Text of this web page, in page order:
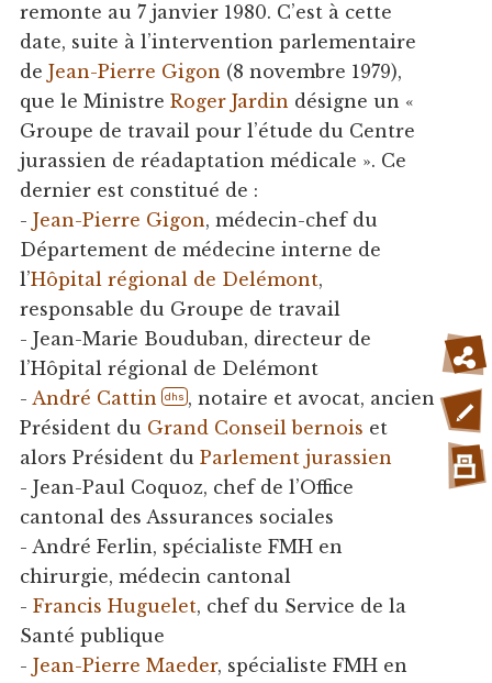
remonte au 7 janvier 1980. C’est à cette
date, suite à l’intervention parlementaire
de Jean-Pierre Gigon (8 novembre 1979),
que le Ministre Roger Jardin désigne un «
Groupe de travail pour l’étude du Centre
jurassien de réadaptation médicale ». Ce
dernier est constitué de :
- Jean-Pierre Gigon, médecin-chef du
Département de médecine interne de
l’Hôpital régional de Delémont,
responsable du Groupe de travail
- Jean-Marie Bouduban, directeur de
l’Hôpital régional de Delémont
- André Cattin dhs , notaire et avocat, ancien
Président du Grand Conseil bernois et
alors Président du Parlement jurassien
- Jean-Paul Coquoz, chef de l’Office
cantonal des Assurances sociales
- André Ferlin, spécialiste FMH en
chirurgie, médecin cantonal
- Francis Huguelet, chef du Service de la
Santé publique
- Jean-Pierre Maeder, spécialiste FMH en